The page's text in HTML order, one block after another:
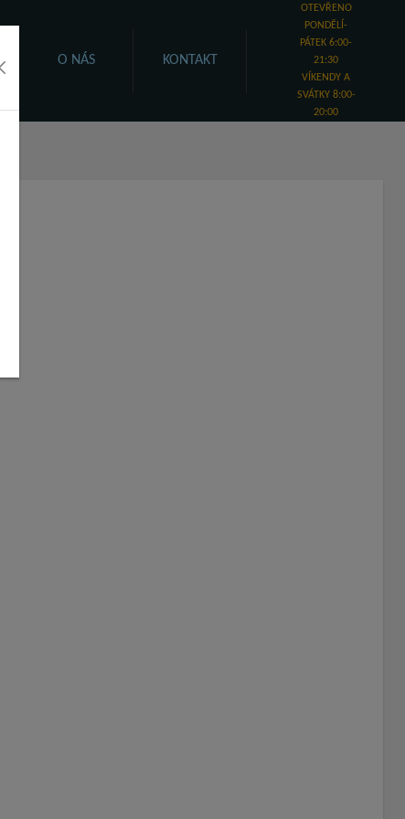
O NÁS KONTAKT
OTEVŘENO
PONDĚLÍ-
PÁTEK 6:00-
21:30
VÍKENDY A
SVÁTKY 8:00-
20:00